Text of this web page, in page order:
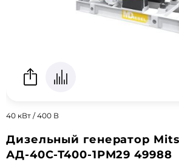
40 кВт / 400 В
Дизельный генератор
АД-40С-Т400-1РМ29 49988